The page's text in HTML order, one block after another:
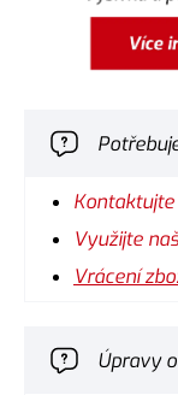
Využijte
Vrácení
Úpravy